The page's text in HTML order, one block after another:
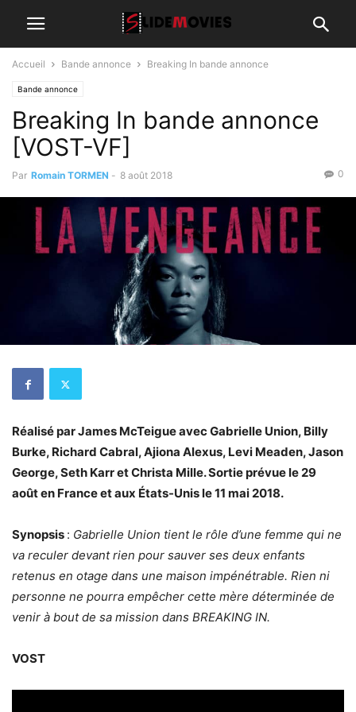
Accueil Bande annonce Breaking In bande annonce
Bande annonce
Breaking In bande annonce
[VOST-VF]
Par Romain TORMEN - 8 août 2018 0
Réalisé par James McTeigue avec Gabrielle Union, Billy
Burke, Richard Cabral, Ajiona Alexus, Levi Meaden, Jason
George, Seth Karr et Christa Mille. Sortie prévue le 29
août en France et aux États-Unis le 11 mai 2018.
Synopsis : Gabrielle Union tient le rôle d’une femme qui ne
va reculer devant rien pour sauver ses deux enfants
retenus en otage dans une maison impénétrable. Rien ni
personne ne pourra empêcher cette mère déterminée de
venir à bout de sa mission dans BREAKING IN.
VOST